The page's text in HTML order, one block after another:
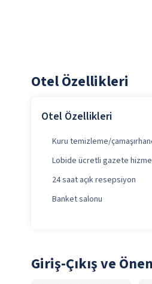
Otel Özellikleri
Otel Özellikleri
Kuru temizleme/
Lobide ücretli gazete
24 saat açık resepsiyon
Banket salonu
Giriş-Çıkış ve